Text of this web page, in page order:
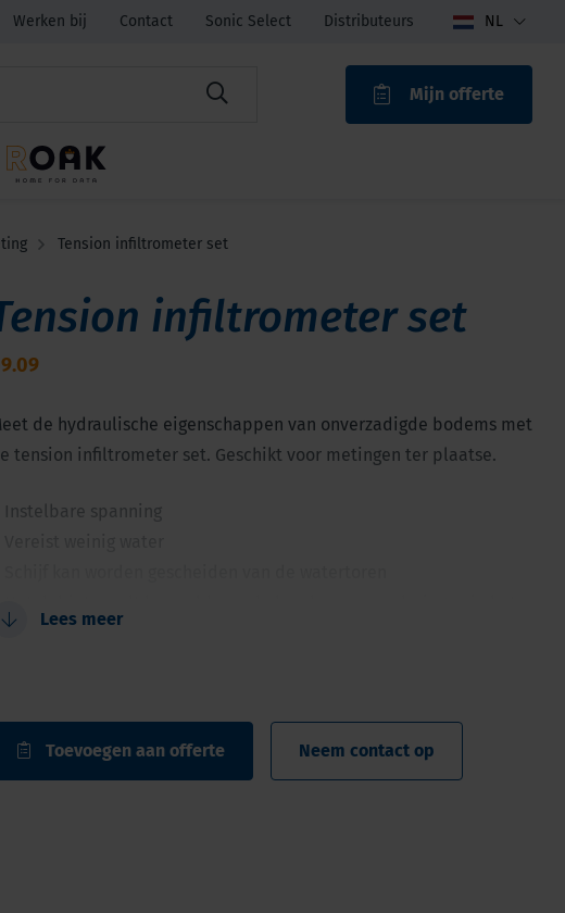
Werken bij Contact Sonic Select Distributeurs NL
Mijn offerte
Tension infiltrometer set
infiltrometer set
de hydraulische eigenschappen van onverzadigde bodems met
tension infiltrometer set. Geschikt voor metingen ter plaatse.
Instelbare spanning
waterpeil in de watertoren
Lees meer
Toevoegen aan offerte Neem contact op